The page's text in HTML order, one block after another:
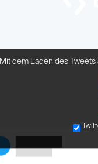
Mit dem Laden des